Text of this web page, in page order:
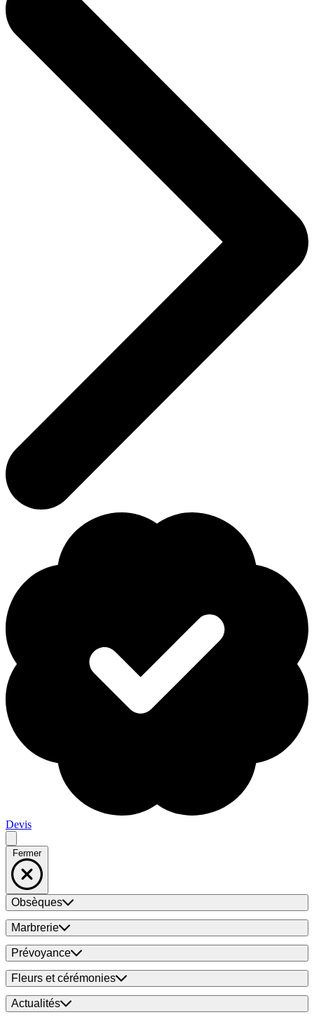
Devis
Fermer
Obsèques
Marbrerie
Prévoyance
Fleurs et cérémonies
Actualités